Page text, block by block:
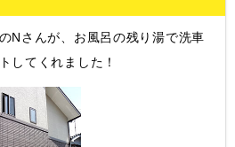
Nさんが、お風呂の残り湯で洗車
してくれました！